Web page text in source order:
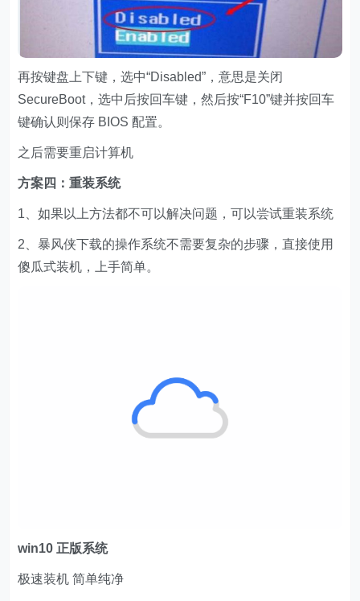
再按键盘上下键，选中“Disabled”，意思是关闭
SecureBoot，选中后按回车键，然后按“F10”键并按回车
键确认则保存 BIOS 配置。
之后需要重启计算机
方案四：重装系统
1、如果以上方法都不可以解决问题，可以尝试重装系统
2、暴风侠下载的操作系统不需要复杂的步骤，直接使用
傻瓜式装机，上手简单。
win10 正版系统
极速装机 简单纯净